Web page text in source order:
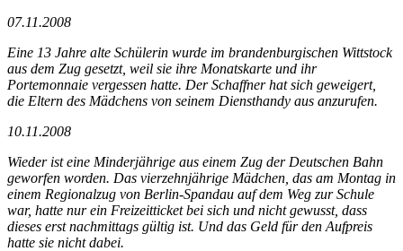
07.11.2008
Eine 13 Jahre alte Schülerin wurde im brandenburgischen Wittstock
aus dem Zug gesetzt, weil sie ihre Monatskarte und ihr
Portemonnaie vergessen hatte. Der Schaffner hat sich geweigert,
die Eltern des Mädchens von seinem Diensthandy aus anzurufen.
10.11.2008
Wieder ist eine Minderjährige aus einem Zug der Deutschen Bahn
geworfen worden. Das vierzehnjährige Mädchen, das am Montag in
einem Regionalzug von Berlin-Spandau auf dem Weg zur Schule
war, hatte nur ein Freizeitticket bei sich und nicht gewusst, dass
dieses erst nachmittags gültig ist. Und das Geld für den Aufpreis
hatte sie nicht dabei.